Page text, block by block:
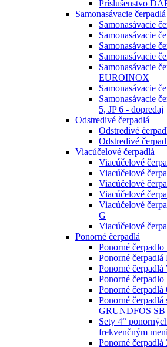
Príslušenstvo
Samonasávacie čerpadlá
Samonasávacie
Samonasávacie
Samonasávacie
Samonasávacie
Samonasávacie
EUROINOX
Samonasávacie
Samonasávacie
5, JP 6 - dopredaj
Odstredivé čerpadlá
Odstredivé
Odstredivé
Viacúčelové čerpadlá
Viacúčelové
Viacúčelové
Viacúčelové
Viacúčelové
Viacúčelové
G
Viacúčelové
Ponorné čerpadlá
Ponorné čerpadlo
Ponorné
Ponorné
Ponorné
Ponorné
Ponorné
GRUNDFOS SB
Sety 4“
frekvenčným
Ponorné